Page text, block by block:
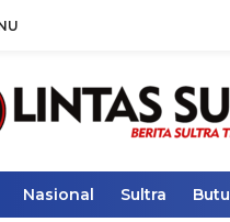
Nasional Sultra